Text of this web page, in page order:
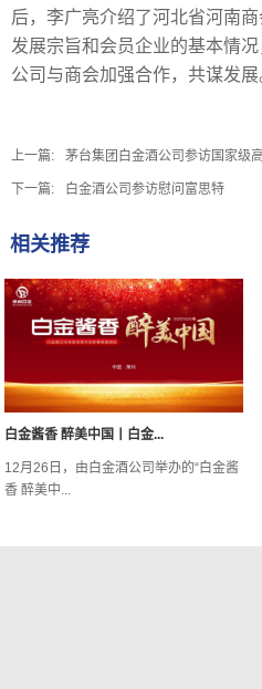
后，李广亮介绍了河北省河南
发展宗旨和会员企业的基本情
公司与商会加强合作，共谋发展
上一篇: 茅台集团白金酒公司参访国家级
下一篇: 白金酒公司参访慰问富思特
相关推荐
白金酱香 醉美中国丨白金...
12月26日，由白金酒公司举办的“白金酱
香 醉美中...